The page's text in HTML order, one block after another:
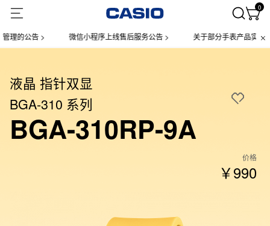
0
公告 > 微信小程序上线售后服务公告 > 关于部分手表产品实施【一
液晶 指针双显
BGA-310 系列
BGA-310RP-9A
价格
￥990